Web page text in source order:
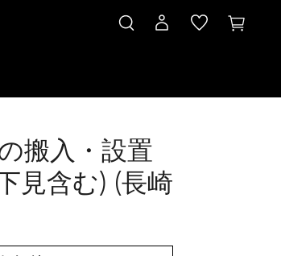
搬入・設置
見含む) (長崎